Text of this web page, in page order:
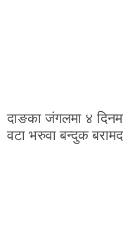
दाङका जंगलमा ४
वटा भरुवा बन्दुक बरामद